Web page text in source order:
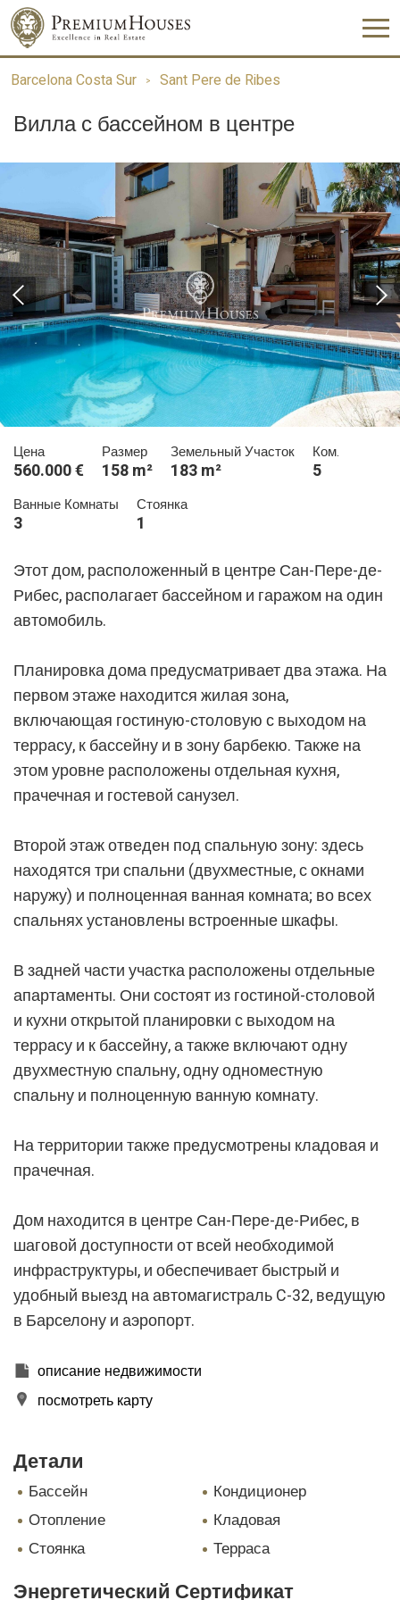
Barcelona Costa Sur Sant Pere de Ribes
Вилла с бассейном в центре
Цена
560.000 €
Размер
158 m²
Земельный Участок
183 m²
Ком.
5
Ванные Комнаты
3
Стоянка
1
Этот дом, расположенный в центре Сан-Пере-де-
Рибес, располагает бассейном и гаражом на один
автомобиль.
Планировка дома предусматривает два этажа. На
первом этаже находится жилая зона,
включающая гостиную-столовую с выходом на
террасу, к бассейну и в зону барбекю. Также на
этом уровне расположены отдельная кухня,
прачечная и гостевой санузел.
Второй этаж отведен под спальную зону: здесь
находятся три спальни (двухместные, с окнами
наружу) и полноценная ванная комната; во всех
спальнях установлены встроенные шкафы.
В задней части участка расположены отдельные
апартаменты. Они состоят из гостиной-столовой
и кухни открытой планировки с выходом на
террасу и к бассейну, а также включают одну
двухместную спальну, одну одноместную
спальну и полноценную ванную комнату.
На территории также предусмотрены кладовая и
прачечная.
Дом находится в центре Сан-Пере-де-Рибес, в
шаговой доступности от всей необходимой
инфраструктуры, и обеспечивает быстрый и
удобный выезд на автомагистраль C-32, ведущую
в Барселону и аэропорт.
описание недвижимости
посмотреть карту
Детали
бассейн
кондиционер
отопление
кладовая
стоянка
терраса
Энергетический Сертификат
Изменить куки
для сбора информации с целью улучшения наших
того пожелает, предотвратить их установку на свой
действие может вызвать трудности при навигации по
Аналитика и персонализация
поведение пользователей этого веб-сайта.